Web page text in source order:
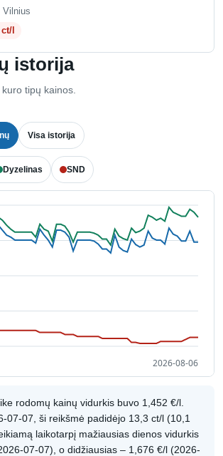
istorija
tipų kainos.
Visa istorija
Dyzelinas SND
rodomų kainų vidurkis buvo 1,452 €/l.
07-07, ši reikšmė padidėjo 13,3 ct/l (10,1
laikotarpį mažiausias dienos vidurkis
07-07), o didžiausias – 1,676 €/l (2026-
Vilnius
l